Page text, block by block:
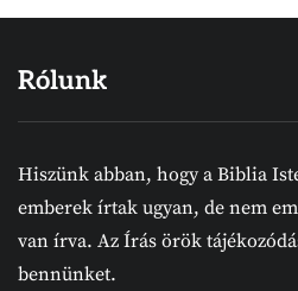
Rólunk
Hiszünk abban, hogy a Biblia
emberek írtak ugyan, de nem
van írva. Az Írás örök
bennünket.